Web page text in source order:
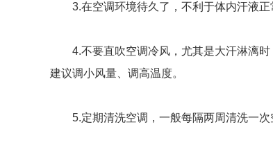
3.在空调环境待久了，不利于体内汗液正
4.不要直吹空调冷风，尤其是大汗淋漓时
建议调小风量、调高温度。
5.定期清洗空调，一般每隔两周清洗一次